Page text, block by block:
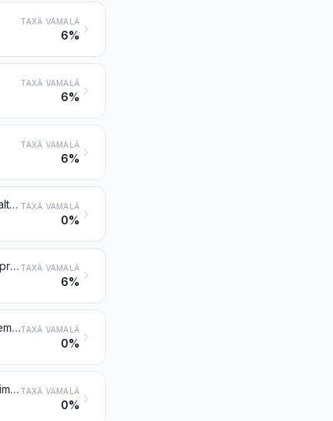
TAXĂ VAMALĂ
6%
TAXĂ VAMALĂ
6%
TAXĂ VAMALĂ
6%
Rășini de petrol, rășini cumaron-indenice, politerpene, polisulfuri, polisulfoni și alte produse menționate la nota 3 din prezentul capitol, nedenumite și neclasificate în altă parte, sub forme primare TAXĂ VAMALĂ
0%
Celuloză și derivații ei chimici, nedenumiți și necuprinși în altă parte, sub forme primare TAXĂ VAMALĂ
6%
Polimeri naturali (de exemplu, acid alginic) și polimeri naturali modificați (de exemplu, proteine întărite, derivați chimici ai cauciucului natural), nedenumiți și necuprinși în altă parte, sub forme primareTAXĂ VAMALĂ
0%
Schimbători de ioni pe bază de polimeri de la pozițiile 3901-3913, sub forme primare TAXĂ VAMALĂ
0%